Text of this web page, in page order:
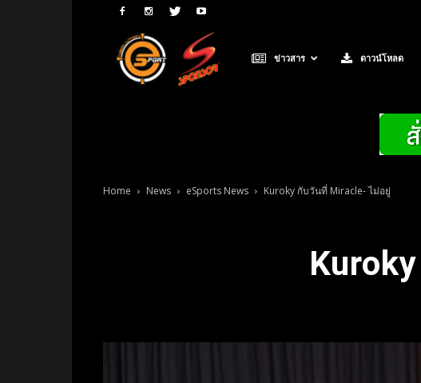
Neolution
ข่าวสาร ดาวน์โหลด
Home News eSports News Kuroky กับวันที่ Miracle- ไม่อยู่